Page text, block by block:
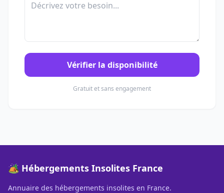
Vérifier la disponibilité
Gratuit et sans engagement
🏕️ Hébergements Insolites France
Annuaire des hébergements insolites en France.